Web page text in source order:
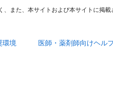
また、本サイトおよび本サイトに掲
環境
医師・薬剤師向けヘル